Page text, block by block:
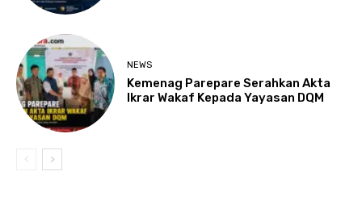
NEWS
Kemenag Parepare Serahkan Akta
Ikrar Wakaf Kepada Yayasan DQM